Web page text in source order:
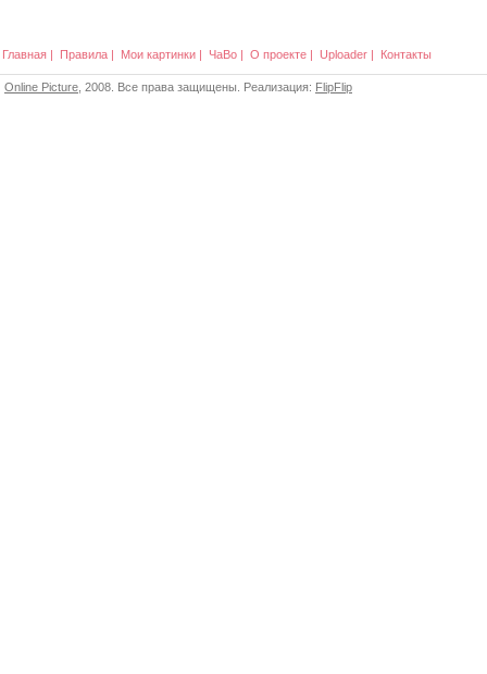
Главная | Правила | Мои картинки | ЧаВо | О проекте | Uploader | Контакты
Online Picture , 2008. Все права защищены. Реализация: FlipFlip